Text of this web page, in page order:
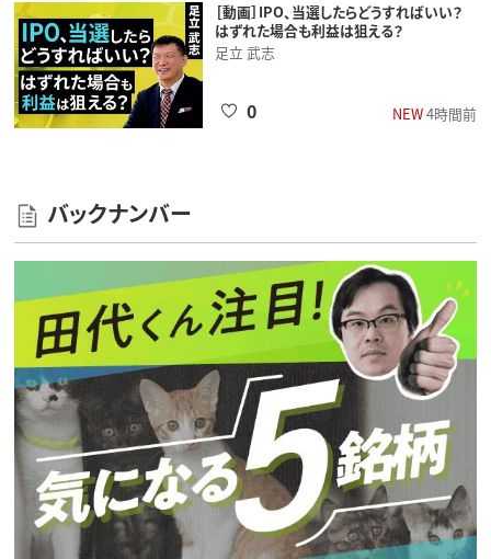
［動画］IPO、当選したらどうすればいい？
はずれた場合も利益は狙える？
足立 武志
NEW4時間前
0
バックナンバー